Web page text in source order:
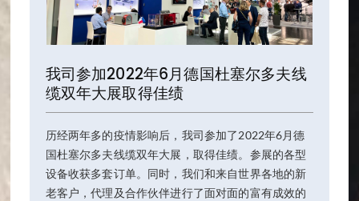
我司参加2022年6月德国杜塞尔多夫线
缆双年大展取得佳绩
历经两年多的疫情影响后，我司参加了2022年6月德
国杜塞尔多夫线缆双年大展，取得佳绩。参展的各型
设备收获多套订单。同时，我们和来自世界各地的新
老客户，代理及合作伙伴进行了面对面的富有成效的